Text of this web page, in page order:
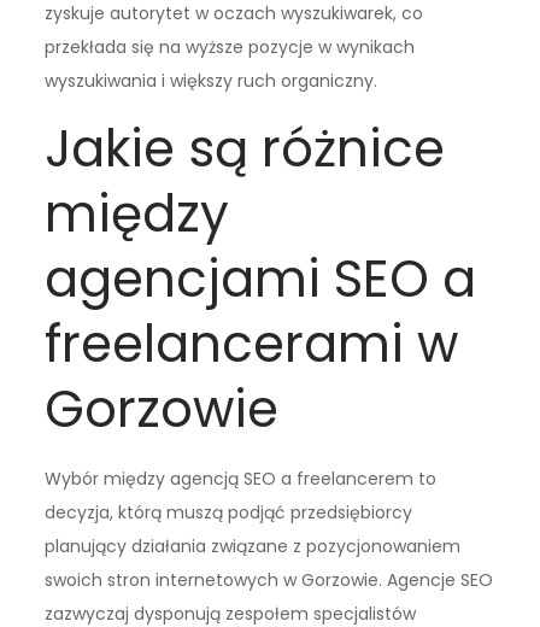
zyskuje autorytet w oczach wyszukiwarek, co
przekłada się na wyższe pozycje w wynikach
wyszukiwania i większy ruch organiczny.
Jakie są różnice
między
agencjami SEO a
freelancerami w
Gorzowie
Wybór między agencją SEO a freelancerem to
decyzja, którą muszą podjąć przedsiębiorcy
planujący działania związane z pozycjonowaniem
swoich stron internetowych w Gorzowie. Agencje SEO
zazwyczaj dysponują zespołem specjalistów